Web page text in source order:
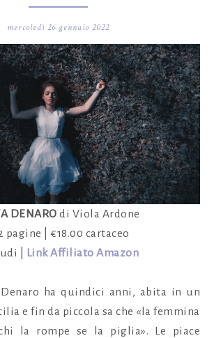
mercoledì 26 gennaio 2022
DENARO di Viola Ardone
pagine | €18.00 cartaceo
|
Link Affiliato Amazon
ha quindici anni, abita in un
e fin da piccola sa che «la femmina
la rompe se la piglia». Le piace